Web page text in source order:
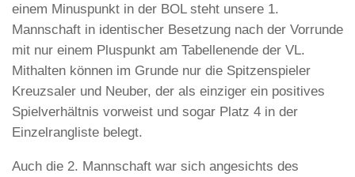
einem Minuspunkt in der BOL steht unsere 1.
Mannschaft in identischer Besetzung nach der Vorrunde
mit nur einem Pluspunkt am Tabellenende der VL.
Mithalten können im Grunde nur die Spitzenspieler
Kreuzsaler und Neuber, der als einziger ein positives
Spielverhältnis vorweist und sogar Platz 4 in der
Einzelrangliste belegt.
Auch die 2. Mannschaft war sich angesichts des